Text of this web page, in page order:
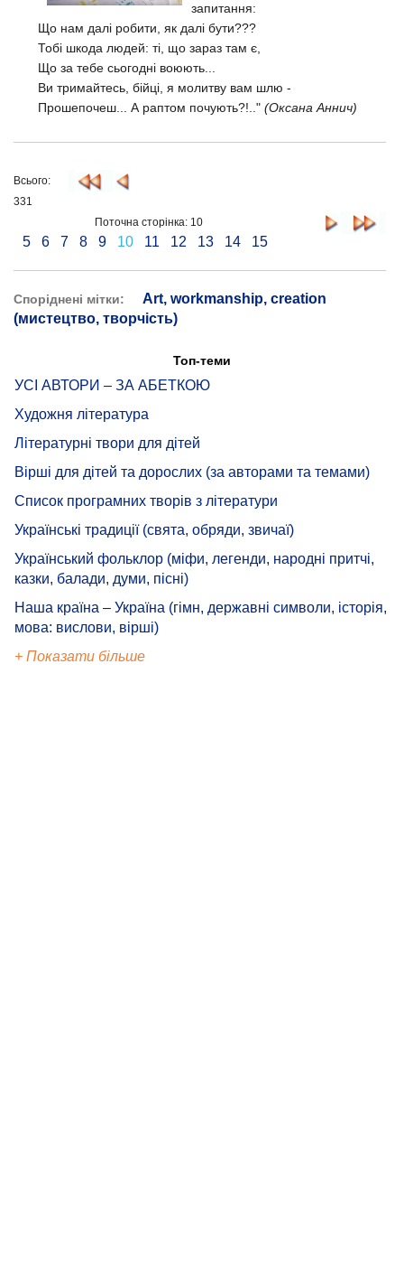
запитання:
Що нам далі робити, як далі бути???
Тобі шкода людей: ті, що зараз там є,
Що за тебе сьогодні воюють...
Ви тримайтесь, бійці, я молитву вам шлю -
Прошепочеш... А раптом почують?!.." (Оксана Аннич)
Всього:
331
Поточна сторінка: 10
5 6 7 8 9 10 11 12 13 14 15
Споріднені мітки:
Art, workmanship, creation
(мистецтво, творчість)
Топ-теми
УСІ АВТОРИ – ЗА АБЕТКОЮ
Художня література
Літературні твори для дітей
Вірші для дітей та дорослих (за авторами та темами)
Список програмних творів з літератури
Українські традиції (свята, обряди, звичаї)
Український фольклор (міфи, легенди, народні притчі,
казки, балади, думи, пісні)
Наша країна – Україна (гімн, державні символи, історія,
мова: вислови, вірші)
+ Показати більше